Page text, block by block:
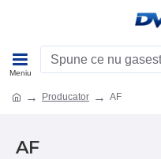
Producator AF
AF